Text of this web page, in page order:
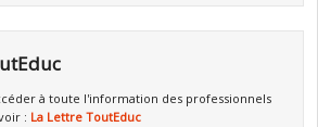
à toute l'information des professionnels
: La Lettre ToutEduc